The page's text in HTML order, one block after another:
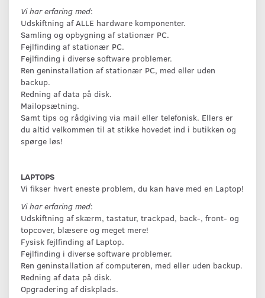
Vi har erfaring med:
Udskiftning af ALLE hardware komponenter.
Samling og opbygning af stationær PC.
Fejlfinding af stationær PC.
Fejlfinding i diverse software problemer.
Ren geninstallation af stationær PC, med eller uden
backup.
Redning af data på disk.
Mailopsætning.
Samt tips og rådgiving via mail eller telefonisk. Ellers er
du altid velkommen til at stikke hovedet ind i butikken og
spørge løs!
LAPTOPS
Vi fikser hvert eneste problem, du kan have med en Laptop!
Vi har erfaring med:
Udskiftning af skærm, tastatur, trackpad, back-, front- og
topcover, blæsere og meget mere!
Fysisk fejlfinding af Laptop.
Fejlfinding i diverse software problemer.
Ren geninstallation af computeren, med eller uden backup.
Redning af data på disk.
Opgradering af diskplads.